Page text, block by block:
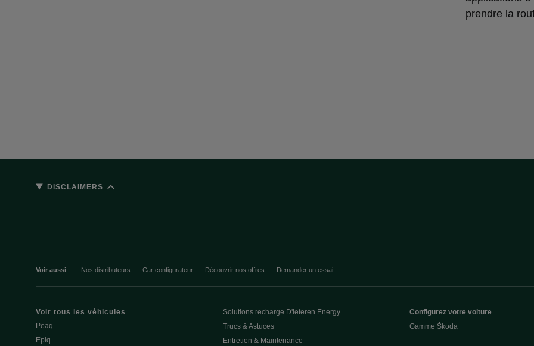
prendre la
DISCLAIMERS
Voir aussi Nos distributeurs Car configurateur Découvrir nos offres Demander un essai
Voir tous les véhicules
Peaq
Epiq
Solutions recharge D'Ieteren Energy
Trucs & Astuces
Entretien & Maintenance
Configurez votre voiture
Gamme Škoda